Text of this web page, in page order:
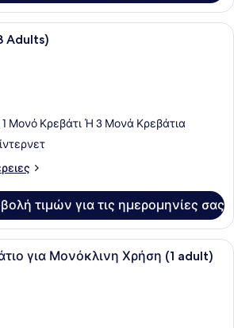
Ένα σύγχρονο δωμάτιο
Adults)
1 Μονό Κρεβάτι Ή 3 Μονά Κρεβάτια
τιμών για τις ημερομηνίες σας
Ένα σύγχρονο δωμάτιο
για Μονόκλινη Χρήση (1 adult)